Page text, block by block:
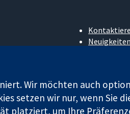
Neuigkeiten
Cochrane
Wir möchten auch
setzen wir nur, wenn Sie
platziert, um Ihre